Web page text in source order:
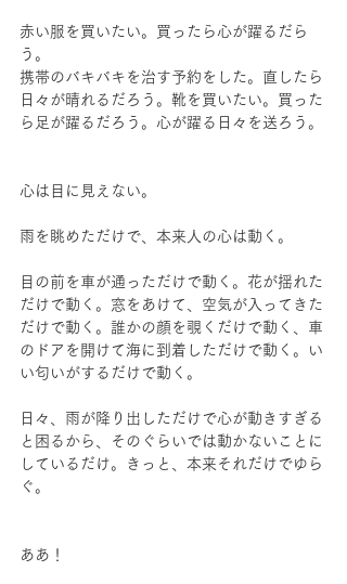
赤い服を買いたい。買ったら心が躍るだら
う。
携帯のバキバキを治す予約をした。直したら
日々が晴れるだろう。靴を買いたい。買った
ら足が躍るだろう。心が躍る日々を送ろう。
心は目に見えない。
雨を眺めただけで、本来人の心は動く。
目の前を車が通っただけで動く。花が揺れた
だけで動く。窓をあけて、空気が入ってきた
だけで動く。誰かの顔を覗くだけで動く、車
のドアを開けて海に到着しただけで動く。い
い匂いがするだけで動く。
日々、雨が降り出しただけで心が動きすぎる
と困るから、そのぐらいでは動かないことに
しているだけ。きっと、本来それだけでゆら
ぐ。
ああ！